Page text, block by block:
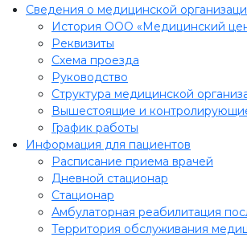
Сведения о медицинской
История ООО «Медицинский
Реквизиты
Схема проезда
Руководство
Структура медицинской
Вышестоящие и
График работы
Информация для пациентов
Расписание приема врачей
Дневной стационар
Стационар
Амбулаторная реабилитация
Территория обслуживания